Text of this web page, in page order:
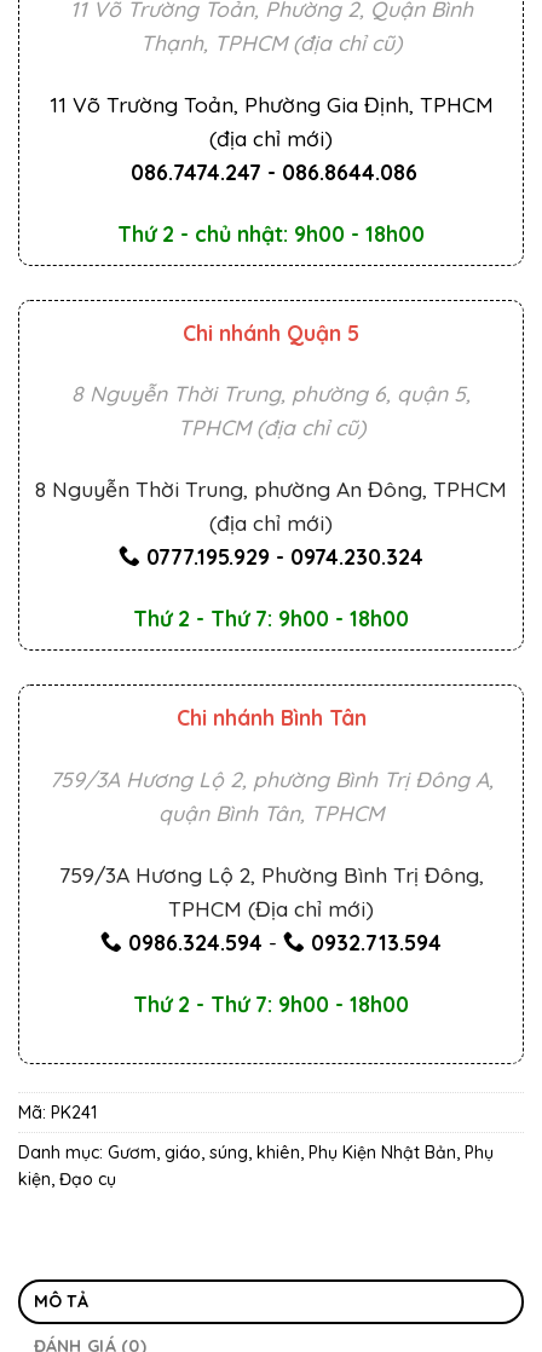
11 Võ Trường Toản, Phường 2, Quận Bình
Thạnh, TPHCM (địa chỉ cũ)
11 Võ Trường Toản, Phường Gia Định, TPHCM
(địa chỉ mới)
086.7474.247 - 086.8644.086
Thứ 2 - chủ nhật: 9h00 - 18h00
Chi nhánh Quận 5
8 Nguyễn Thời Trung, phường 6, quận 5,
TPHCM (địa chỉ cũ)
8 Nguyễn Thời Trung, phường An Đông, TPHCM
(địa chỉ mới)
0777.195.929 - 0974.230.324
Thứ 2 - Thứ 7: 9h00 - 18h00
Chi nhánh Bình Tân
759/3A Hương Lộ 2, phường Bình Trị Đông A,
quận Bình Tân, TPHCM
759/3A Hương Lộ 2, Phường Bình Trị Đông,
TPHCM (Địa chỉ mới)
0986.324.594 - 0932.713.594
Thứ 2 - Thứ 7: 9h00 - 18h00
Mã: PK241
Danh mục: Gươm, giáo, súng, khiên Phụ Kiện Nhật Bản Phụ
kiện, Đạo cụ
MÔ TẢ
ĐÁNH GIÁ (0)